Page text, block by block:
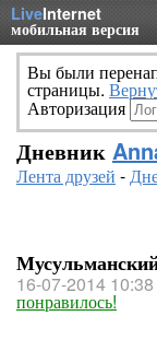
LiveInternet
мобильная версия
Вы были
страницы.
Авторизация
Дневник
Лента друзей -
16-07-2014 10:38
понравилось!